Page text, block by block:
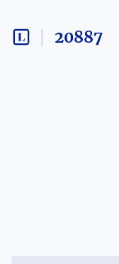
20887